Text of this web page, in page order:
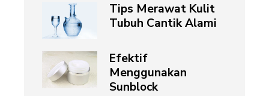
Tips Merawat Kulit
Tubuh Cantik Alami
Efektif
Menggunakan
Sunblock